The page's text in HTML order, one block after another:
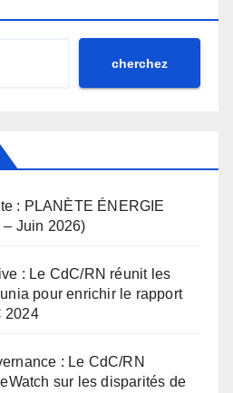
cherchez
: PLANÈTE ÉNERGIE
Juin 2026)
: Le CdC/RN réunit les
pour enrichir le rapport
2024
: Le CdC/RN
sur les disparités de